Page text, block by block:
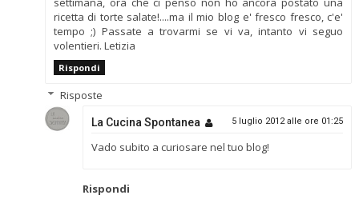
ricetta di torte salate!....ma il mio blog e' fresco fresco, c'e'
tempo ;) Passate a trovarmi se vi va, intanto vi seguo
volentieri. Letizia
Rispondi
Risposte
La Cucina Spontanea 5 luglio 2012 alle ore 01:25
Vado subito a curiosare nel tuo blog!
Rispondi